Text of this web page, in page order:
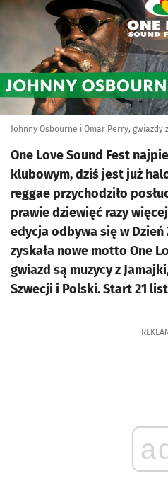
Johnny Osbourne i Omar Perry, gwiazdy
One Love Sound Fest
klubowym, dziś jest już
reggae przychodziło
prawie dziewięć razy
edycja odbywa się w
zyskała nowe motto One
gwiazd są muzycy z
Szwecji i Polski. Start 21